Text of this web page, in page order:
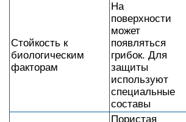
Стойкость к
биологическим
факторам
На
поверхности
может
появляться
грибок. Для
защиты
используют
специальные
составы
Пористая